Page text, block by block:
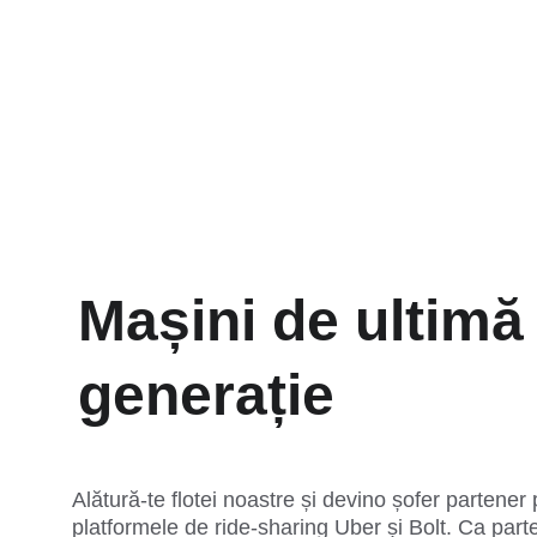
Mașini de ultimă
generație
Alătură-te flotei noastre și devino șofer partener
platformele de ride-sharing Uber și Bolt. Ca